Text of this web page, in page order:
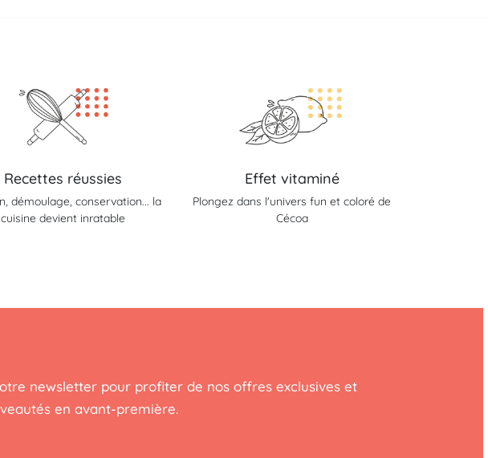
Recettes réussies
démoulage, conservation... la
cuisine devient inratable
Effet vitaminé
Plongez dans l'univers fun et coloré de
Cécoa
newsletter pour profiter de nos offres exclusives et
en avant-première.